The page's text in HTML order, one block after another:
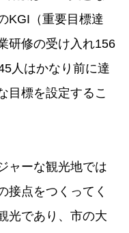
KGI（重要目標達
研修の受け入れ156
人はかなり前に達
目標を設定するこ
ャーな観光地では
接点をつくってく
光であり、市の大